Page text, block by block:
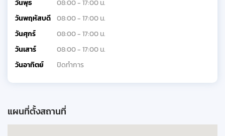
วันพุธ
08:00 - 17:00 น.
วันพฤหัสบดี 08:00 - 17:00 น.
วันศุกร์
08:00 - 17:00 น.
วันเสาร์
08:00 - 17:00 น.
วันอาทิตย์
ปิดทำการ
แผนที่ตั้งสถานที่